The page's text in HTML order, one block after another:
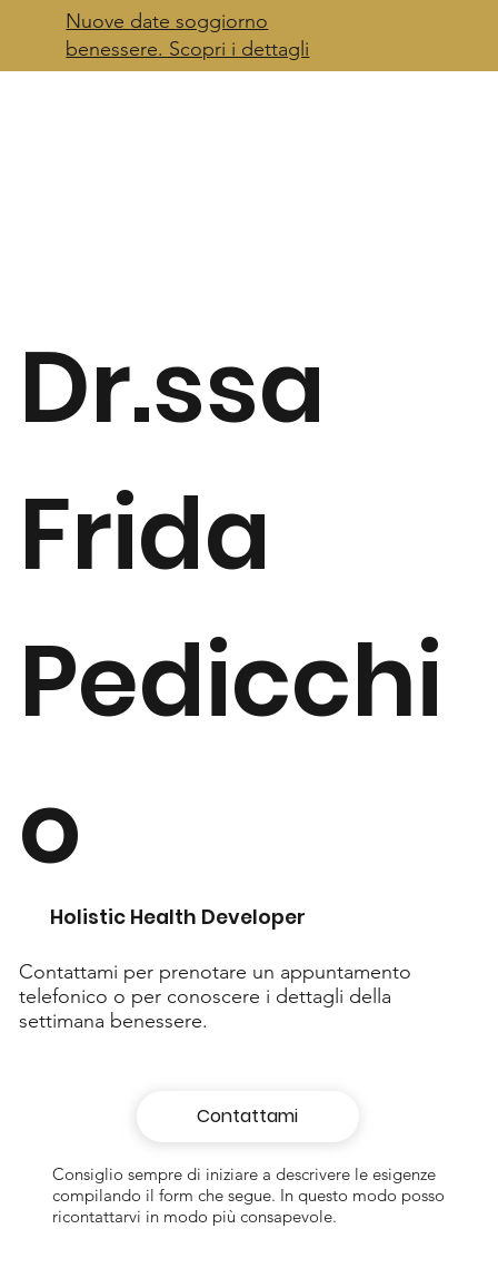
Nuove date soggiorno
benessere. Scopri i dettagli
Dr.ssa
Frida
Pedicchi
o
Holistic Health Developer
​Contattami per prenotare un appuntamento
telefonico o per conoscere i dettagli della
settimana benessere.
Contattami
Consiglio sempre di iniziare a descrivere le esigenze
compilando il form che segue. In questo modo posso
ricontattarvi in modo più consapevole.